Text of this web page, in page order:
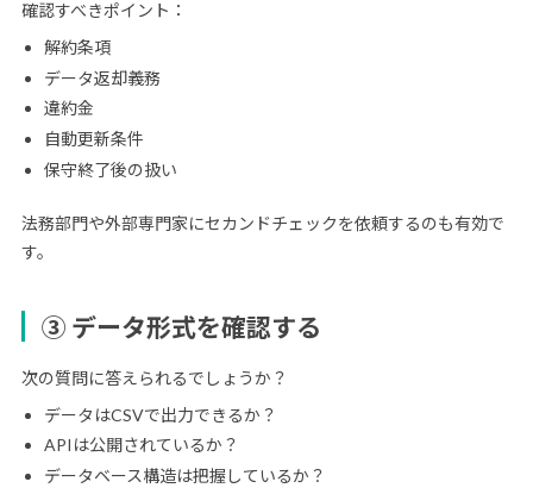
確認すべきポイント：
解約条項
データ返却義務
違約金
自動更新条件
保守終了後の扱い
法務部門や外部専門家にセカンドチェックを依頼するのも有効で
す。
③ データ形式を確認する
次の質問に答えられるでしょうか？
データはCSVで出力できるか？
APIは公開されているか？
データベース構造は把握しているか？